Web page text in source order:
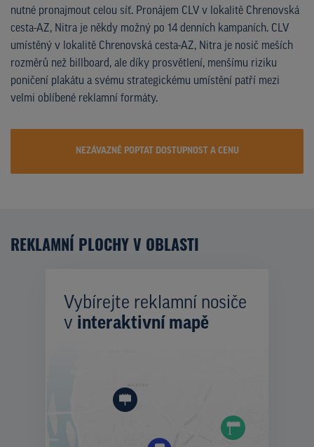
nutné pronajmout celou síť. Pronájem CLV v lokalitě Chrenovská
cesta-AZ, Nitra je někdy možný po 14 denních kampaních. CLV
umístěný v lokalitě Chrenovská cesta-AZ, Nitra je nosič meších
rozměrů než billboard, ale díky prosvětlení, menšímu riziku
poničení plakátu a svému strategickému umístění patří mezi
velmi oblíbené reklamní formáty.
NEZÁVAZNĚ POPTAT DOSTUPNOST A CENU
REKLAMNÍ PLOCHY V OBLASTI
Vybírejte reklamní nosiče
v interaktivní mapě